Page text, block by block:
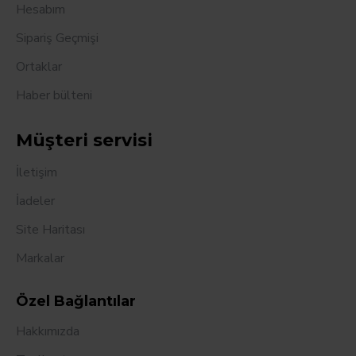
Hesabım
Sipariş Geçmişi
Ortaklar
Haber bülteni
Müşteri servisi
İletişim
İadeler
Site Haritası
Markalar
Özel Bağlantılar
Hakkımızda